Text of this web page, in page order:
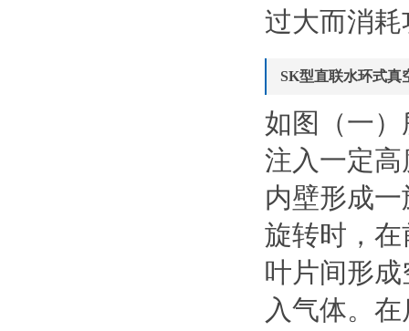
过大而消
SK型直联水环式真
如图（一
注入一定
内壁形成
旋转时，
叶片间形
入气体。